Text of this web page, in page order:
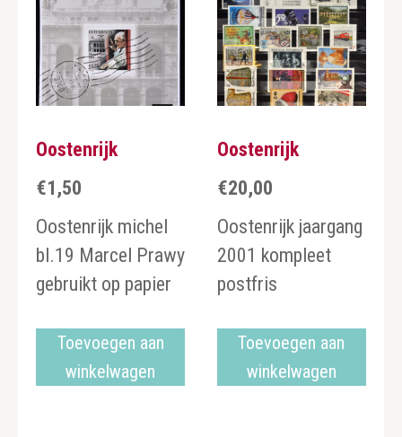
Oostenrijk
€1,50
Oostenrijk michel
bl.19 Marcel Prawy
gebruikt op papier
Toevoegen aan
winkelwagen
Oostenrijk
€20,00
Oostenrijk jaargang
2001 kompleet
postfris
Toevoegen aan
winkelwagen